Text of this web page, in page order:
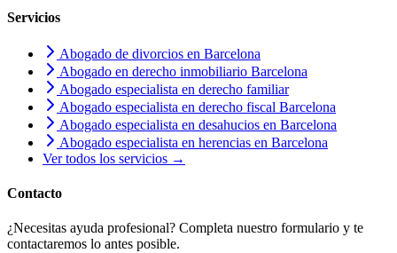
Servicios
Abogado de divorcios en Barcelona
Abogado en derecho inmobiliario Barcelona
Abogado especialista en derecho familiar
Abogado especialista en derecho fiscal Barcelona
Abogado especialista en desahucios en Barcelona
Abogado especialista en herencias en Barcelona
Ver todos los servicios →
Contacto
¿Necesitas ayuda profesional? Completa nuestro formulario y te
contactaremos lo antes posible.